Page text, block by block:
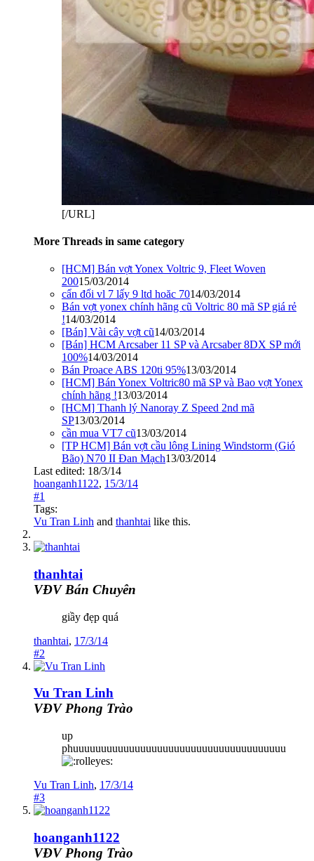
[/URL]
More Threads in same category
[HCM] Bán vợt Yonex Voltric 9, Fleet Woven
20015/03/2014
cẩn đổi vl 7 lấy 9 ltd hoăc 7014/03/2014
Bán vợt yonex chính hãng cũ Voltric 80 mã SP giá rẻ
!14/03/2014
[Bán] Vài cây vợt cũ14/03/2014
[Bán] HCM Arcsaber 11 SP và Arcsaber 8DX SP mới
100%14/03/2014
Bán Proace ABS 120ti 95%13/03/2014
[HCM] Bán Yonex Voltric80 mã SP và Bao vợt Yonex
chính hãng !13/03/2014
[HCM] Thanh lý Nanoray Z Speed 2nd mã
SP13/03/2014
cần mua VT7 cũ13/03/2014
[TP HCM] Bán vợt cầu lông Lining Windstorm (Gió
Bão) N70 II Đan Mạch13/03/2014
Last edited: 18/3/14
hoanganh1122, 15/3/14
#1
Tags:
Vu Tran Linh and thanhtai like this.
thanhtai
VĐV Bán Chuyên
giầy đẹp quá
thanhtai, 17/3/14
#2
Vu Tran Linh
VĐV Phong Trào
up
phuuuuuuuuuuuuuuuuuuuuuuuuuuuuuuuuuuuuuu
Vu Tran Linh, 17/3/14
#3
hoanganh1122
VĐV Phong Trào